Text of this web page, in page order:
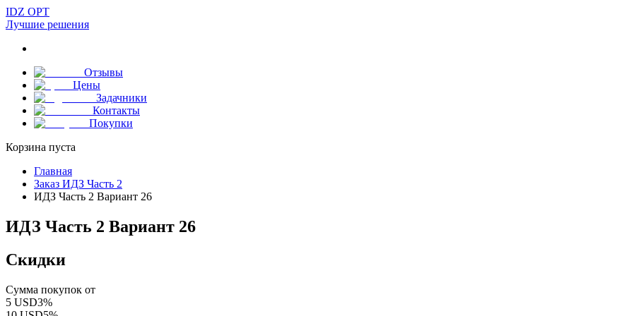
IDZ OPT
Лучшие решения
Отзывы
Цены
Задачники
Контакты
Покупки
Корзина пуста
Главная
Заказ ИДЗ Часть 2
ИДЗ Часть 2 Вариант 26
ИДЗ Часть 2 Вариант 26
Скидки
Сумма покупок от
5 USD3%